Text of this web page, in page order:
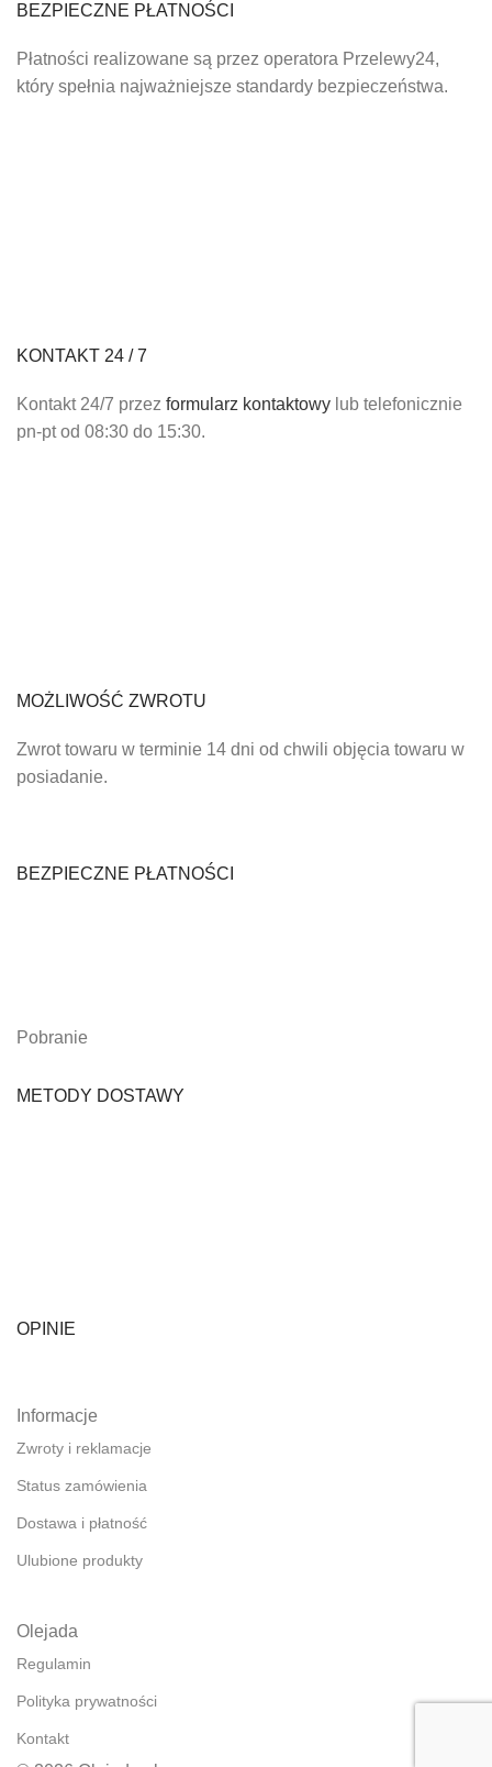
BEZPIECZNE PŁATNOŚCI
Płatności realizowane są przez operatora Przelewy24,
który spełnia najważniejsze standardy bezpieczeństwa.
KONTAKT 24 / 7
Kontakt 24/7 przez formularz kontaktowy lub telefonicznie
pn-pt od 08:30 do 15:30.
MOŻLIWOŚĆ ZWROTU
Zwrot towaru w terminie 14 dni od chwili objęcia towaru w
posiadanie.
BEZPIECZNE PŁATNOŚCI
Pobranie
METODY DOSTAWY
OPINIE
Informacje
Zwroty i reklamacje
Status zamówienia
Dostawa i płatność
Ulubione produkty
Olejada
Regulamin
Polityka prywatności
Kontakt